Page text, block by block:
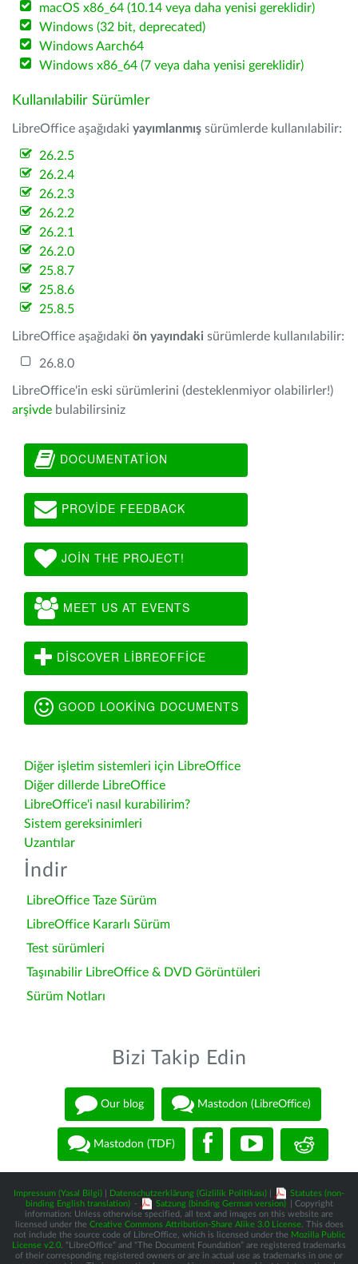
macOS x86_64 (10.14 veya daha yenisi gereklidir)
Windows (32 bit, deprecated)
Windows Aarch64
Windows x86_64 (7 veya daha yenisi gereklidir)
Kullanılabilir Sürümler
LibreOffice aşağıdaki yayımlanmış sürümlerde kullanılabilir:
26.2.5
26.2.4
26.2.3
26.2.2
26.2.1
26.2.0
25.8.7
25.8.6
25.8.5
LibreOffice aşağıdaki ön yayındaki sürümlerde kullanılabilir:
26.8.0
LibreOffice'in eski sürümlerini (desteklenmiyor olabilirler!)
arşivde bulabilirsiniz
DOCUMENTATION
PROVIDE FEEDBACK
JOIN THE PROJECT!
MEET US AT EVENTS
DISCOVER LIBREOFFICE
GOOD LOOKING DOCUMENTS
Diğer işletim sistemleri için LibreOffice
Diğer dillerde LibreOffice
LibreOffice'i nasıl kurabilirim?
Sistem gereksinimleri
Uzantılar
İndir
LibreOffice Taze Sürüm
LibreOffice Kararlı Sürüm
Test sürümleri
Taşınabilir LibreOffice & DVD Görüntüleri
Sürüm Notları
Bizi Takip Edin
Our blog Mastodon (LibreOffice)
Mastodon (TDF)
Impressum (Yasal Bilgi) Datenschutzerklärung (Gizlilik Politikası)
Statutes (non-
binding English translation) - Satzung (binding German version)
| Copyright
information: Unless otherwise specified, all text and images on this website are
licensed under the Creative Commons Attribution-Share Alike 3.0 License. This does
not include the source code of LibreOffice, which is licensed under the Mozilla Public
License v2.0 . “LibreOffice” and “The Document Foundation” are registered trademarks
of their corresponding registered owners or are in actual use as trademarks in one or